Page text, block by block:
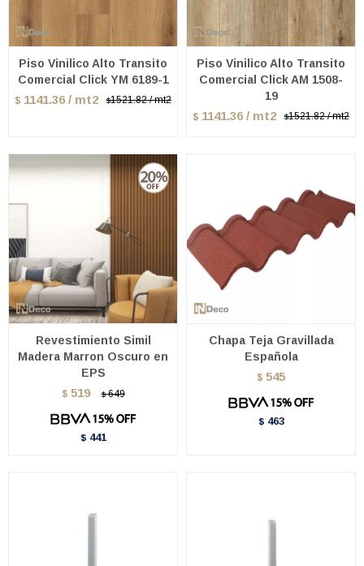
Piso Vinilico Alto Transito
Comercial Click YM 6189-1
$ 1141.36 / mt2 $1521.82 / mt2
Piso Vinilico Alto Transito
Comercial Click AM 1508-
19
$ 1141.36 / mt2 $1521.82 / mt2
Revestimiento Simil
Madera Marron Oscuro en
EPS
$ 519 $ 649
$ 441
Chapa Teja Gravillada
Española
$ 545
$ 463